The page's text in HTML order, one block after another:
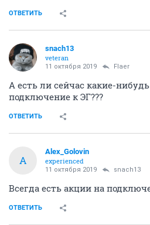
ОТВЕТИТЬ
snach13
veteran
11 октября 2019 Flaer
А есть ли сейчас какие-
подключение к ЭГ???
ОТВЕТИТЬ
A
Alex_Golovin
experienced
11 октября 2019 snach13
Всегда есть акции на
ОТВЕТИТЬ